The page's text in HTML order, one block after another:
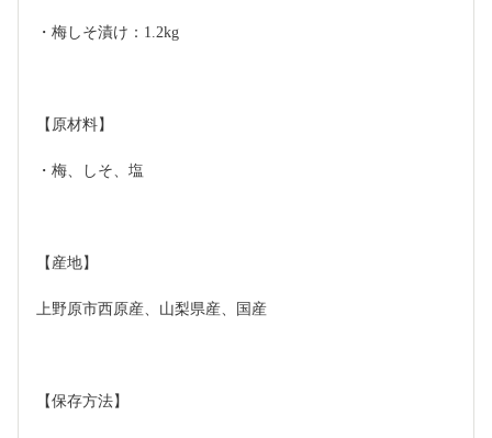
・梅しそ漬け：1.2kg
【原材料】
・梅、しそ、塩
【産地】
上野原市西原産、山梨県産、国産